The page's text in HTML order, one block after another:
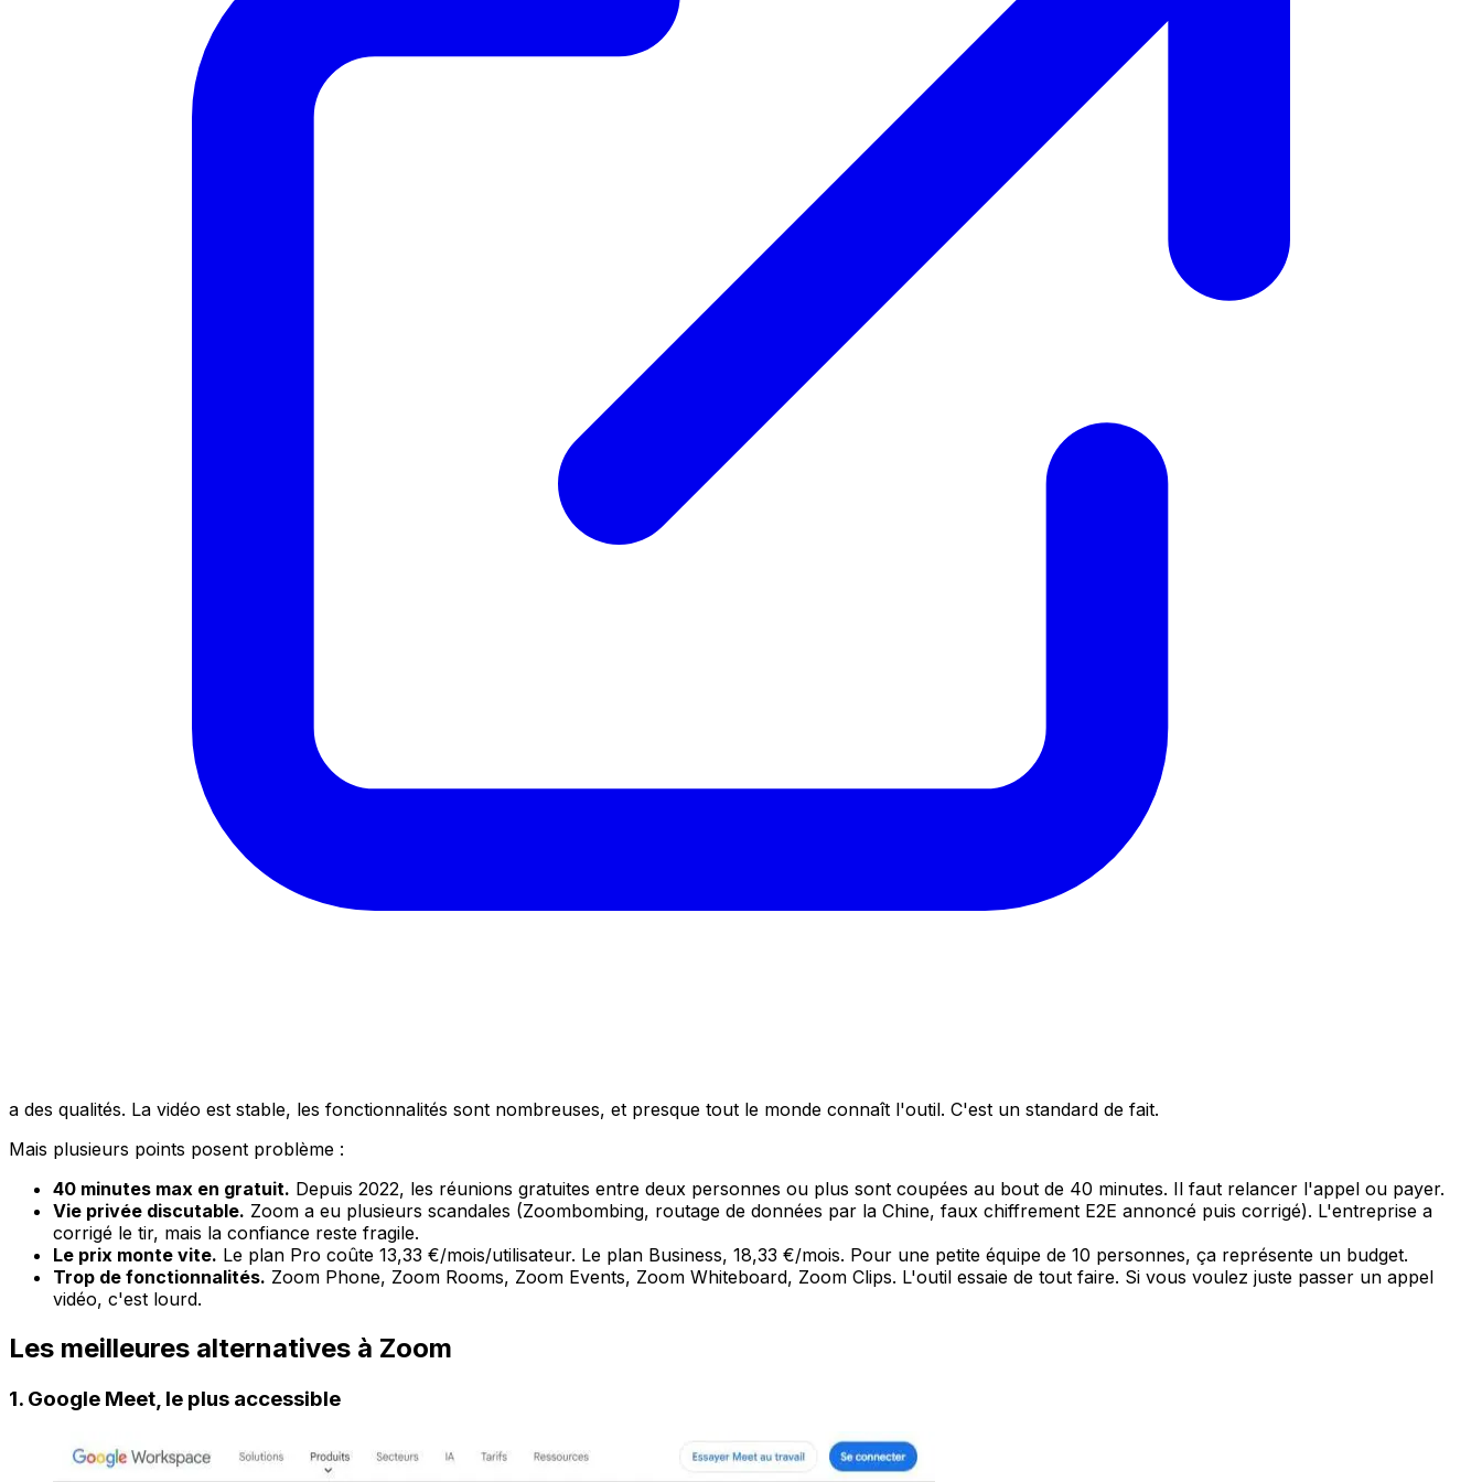
a des qualités. La vidéo est stable, les fonctionnalités sont nombreuses, et presque tout le monde connaît l'outil. C'est un standard de fait.
Mais plusieurs points posent problème :
40 minutes max en gratuit. Depuis 2022, les réunions gratuites entre deux personnes ou plus sont coupées au bout de 40 minutes. Il faut relancer l'appel ou payer.
Vie privée discutable. Zoom a eu plusieurs scandales (Zoombombing, routage de données par la Chine, faux chiffrement E2E annoncé puis corrigé). L'entreprise a
corrigé le tir, mais la confiance reste fragile.
Le prix monte vite. Le plan Pro coûte 13,33 €/mois/utilisateur. Le plan Business, 18,33 €/mois. Pour une petite équipe de 10 personnes, ça représente un budget.
Trop de fonctionnalités. Zoom Phone, Zoom Rooms, Zoom Events, Zoom Whiteboard, Zoom Clips. L'outil essaie de tout faire. Si vous voulez juste passer un appel
vidéo, c'est lourd.
Les meilleures alternatives à Zoom
1. Google Meet, le plus accessible